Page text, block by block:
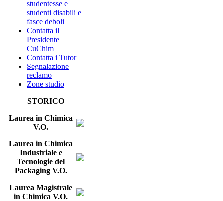
studentesse e
studenti disabili e
fasce deboli
Contatta il
Presidente
CuChim
Contatta i Tutor
Segnalazione
reclamo
Zone studio
STORICO
Laurea in Chimica
V.O.
Laurea in Chimica
Industriale e
Tecnologie del
Packaging V.O.
Laurea Magistrale
in Chimica V.O.